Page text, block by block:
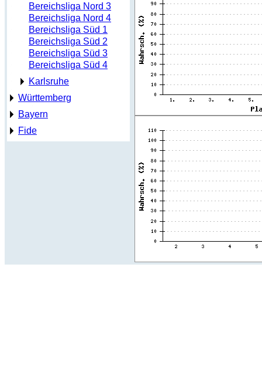
Bereichsliga Nord 3
Bereichsliga Nord 4
Bereichsliga Süd 1
Bereichsliga Süd 2
Bereichsliga Süd 3
Bereichsliga Süd 4
Karlsruhe
Württemberg
Bayern
Fide